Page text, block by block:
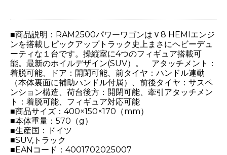
■商品説明：RAM2500パワーワゴンはＶ8 HEMIエンジ
ンを搭載しピックアップトラック史上まさにヘビーデュ
ーティな１台です。操縦室に4つのフィギュア搭載可
能。最新のホイルデザイン(SUV）。 アタッチメント：
着脱可能、ドア：開閉可能、前タイヤ：ハンドル連動
（本体裏面に補助ハンドル付属）、前後タイヤ：サスペ
ンション構造、荷台後方：開閉可能、牽引アタッチメン
ト：着脱可能、フィギュア対応可能
■商品サイズ：400×150×170（mm）
■本体重量：570（g）
■生産国：ドイツ
■SUV,トラック
■EANコード：4001702025007